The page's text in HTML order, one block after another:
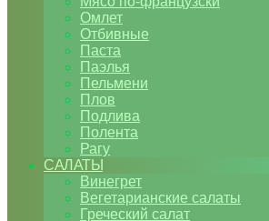
Омлет
Отбивные
Паста
Паэлья
Пельмени
Плов
Подлива
Полента
Рагу
САЛАТЫ
Винегрет
Вегетарианские салаты
Греческий салат